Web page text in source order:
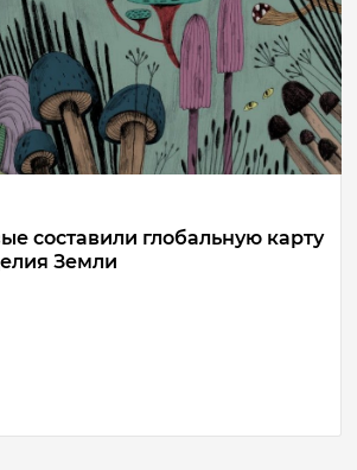
составили глобальную карту
Земли